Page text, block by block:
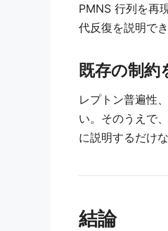
PMNS 行列を再
代反復を説明でき
既存の制約
レプトン普遍性
い。そのうえで
に説明するだけ
結論